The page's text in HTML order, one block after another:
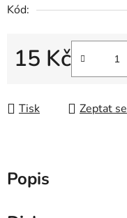
Kód:
15 Kč
Měrná cena:
Tisk Zeptat se
Popis